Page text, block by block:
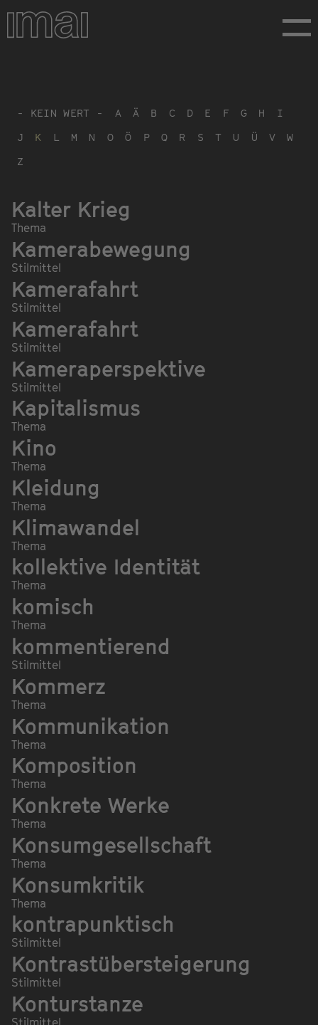
Direkt
zum
Inhalt
- KEIN WERT - A Ä B C D E F G H
I
J
K L M N O Ö P Q R S T U Ü V
W
Z
Kalter Krieg
Thema
Kamerabewegung
Stilmittel
Kamerafahrt
Stilmittel
Kamerafahrt
Stilmittel
Kameraperspektive
Stilmittel
Kapitalismus
Thema
Kino
Thema
Kleidung
Thema
Klimawandel
Thema
kollektive Identität
Thema
komisch
Thema
kommentierend
Stilmittel
Kommerz
Thema
Kommunikation
Thema
Komposition
Thema
Konkrete Werke
Thema
Konsumgesellschaft
Thema
Konsumkritik
Thema
kontrapunktisch
Stilmittel
Kontrastübersteigerung
Stilmittel
Konturstanze